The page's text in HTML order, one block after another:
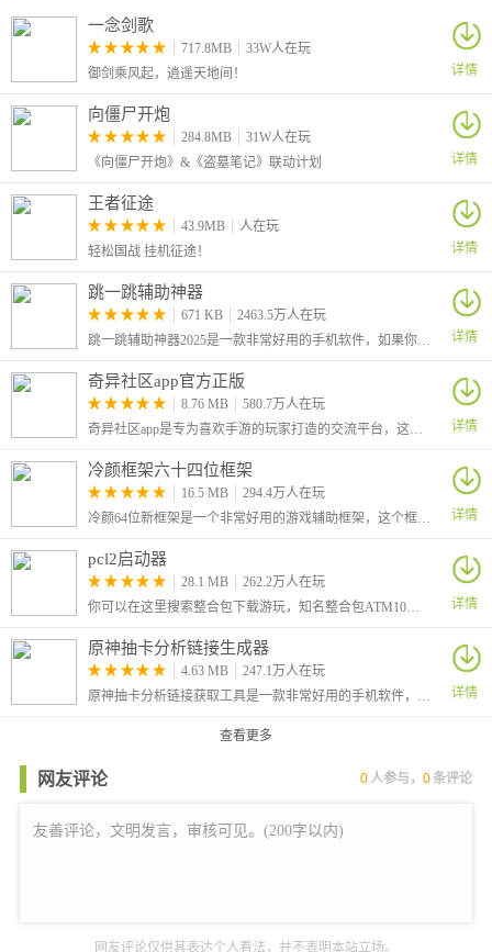
一念剑歌
717.8MB
33W人在玩
御剑乘风起，逍遥天地间！
详情
向僵尸开炮
284.8MB
31W人在玩
《向僵尸开炮》&《盗墓笔记》联动计划
详情
王者征途
43.9MB
人在玩
轻松国战 挂机征途！
详情
跳一跳辅助神器
671 KB
2463.5万人在玩
跳一跳辅助神器2025是一款非常好用的手机软件，如果你非常喜欢跳一跳游戏，但是又总是跳不过去，那么就可以来试试本APP，其功能强大，能够帮助你顺利的游玩，让你的分数蹭蹭蹭的往上涨。
详情
奇异社区app官方正版
8.76 MB
580.7万人在玩
奇异社区app是专为喜欢手游的玩家打造的交流平台，这里汇聚了许多玩家大神，为大家分享游戏的心得和经验。同时大神们还会制作一些游戏的修改版本或者是修改器，让你可以在游戏中获得额外的便利。
详情
冷颜框架六十四位框架
16.5 MB
294.4万人在玩
冷颜64位新框架是一个非常好用的游戏辅助框架，这个框架不仅仅提供了应用多开的功能，还具备许多其他强大的功能。它可以显著提升手机的性能。通过优化资源的分配和管理
详情
pcl2启动器
28.1 MB
262.2万人在玩
你可以在这里搜索整合包下载游玩，知名整合包ATM10、雾中人、灾变100天等等整合包，软件都有收录，还有模组供你下载，从最老版本到现在的最新版本，任意选择，还支持正版登录哦！
详情
原神抽卡分析链接生成器
4.63 MB
247.1万人在玩
原神抽卡分析链接获取工具是一款非常好用的手机软件，专门为原神的玩家所准备，APP功能强大，能够帮助原神玩家获取抽卡记录，让你了解到自己是多少发才出的金，从而合理的规划好自己的原石。
详情
查看更多
网友评论 0 人参与，0条评论
网友评论仅供其表达个人看法，并不表明本站立场。